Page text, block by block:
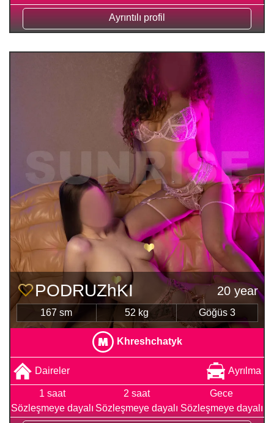
Ayrıntılı profil
PODRUZhKI 20 year
167 sm 52 kg Göğüs 3
Khreshchatyk
Daireler Ayrılma
1 saat
Sözleşmeye dayalı
2 saat
Sözleşmeye dayalı
Gece
Sözleşmeye dayalı